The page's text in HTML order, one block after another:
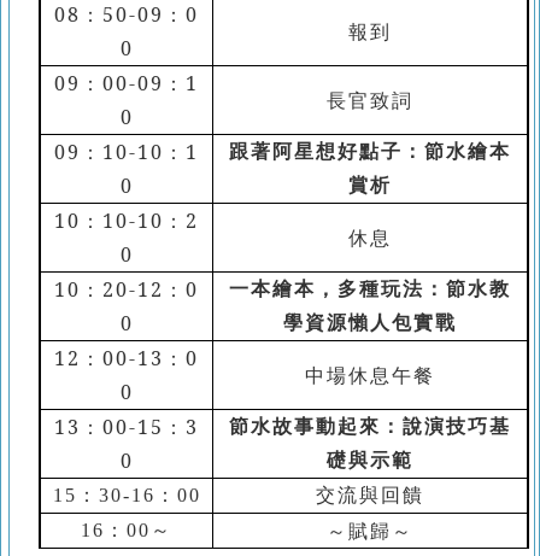
08 ： 50-09 ：0
0
報到
09 ：00-09 ： 1
0
長官致詞
09 ： 10-10 ： 1
0
跟著阿星想好點子：節水繪本
賞析
10 ：10-10 ： 2
0
休息
10 ： 20-12 ：0
0
一本繪本，多種玩法：節水教
學資源懶人包實戰
12 ：00-13 ：0
0
中場休息午餐
13 ：00-15 ： 3
0
節水故事動起來：說演技巧基
礎與示範
15：30-16：00
交流與回饋
16：00～
～賦歸～